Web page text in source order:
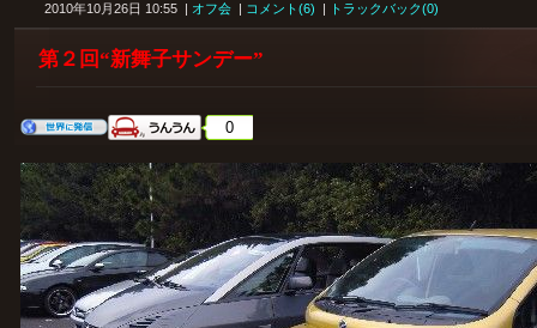
2010年10月26日 10:55 | オフ会 | コメント(6) | トラックバック(0)
第２回“新舞子サンデー”
0